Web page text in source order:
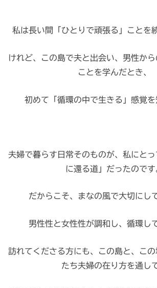
私は長い間「ひとりで頑張る」ことを
けれど、この島で夫と出会い、男性か
ことを学んだとき、
初めて「循環の中で生きる」感覚を
夫婦で暮らす日常そのものが、私にと
に還る道」だったのです
だからこそ、まなの風で大切にし
男性性と女性性が調和し、循環し
訪れてくださる方にも、この島と、こ
たち夫婦の在り方を通し